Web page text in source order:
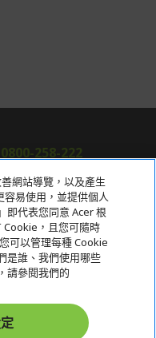
258-222
Acer
網站導覽，以及產生
易使用，並提供個人
即代表您同意 Acer 根
Cookie，且您可隨時
可以管理每種 Cookie
是誰、我們使用哪些
請參閱我們的